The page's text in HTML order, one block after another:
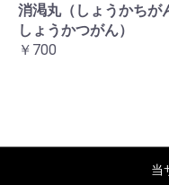
消渇丸（しょうかちが
しょうかつがん）
￥700
当